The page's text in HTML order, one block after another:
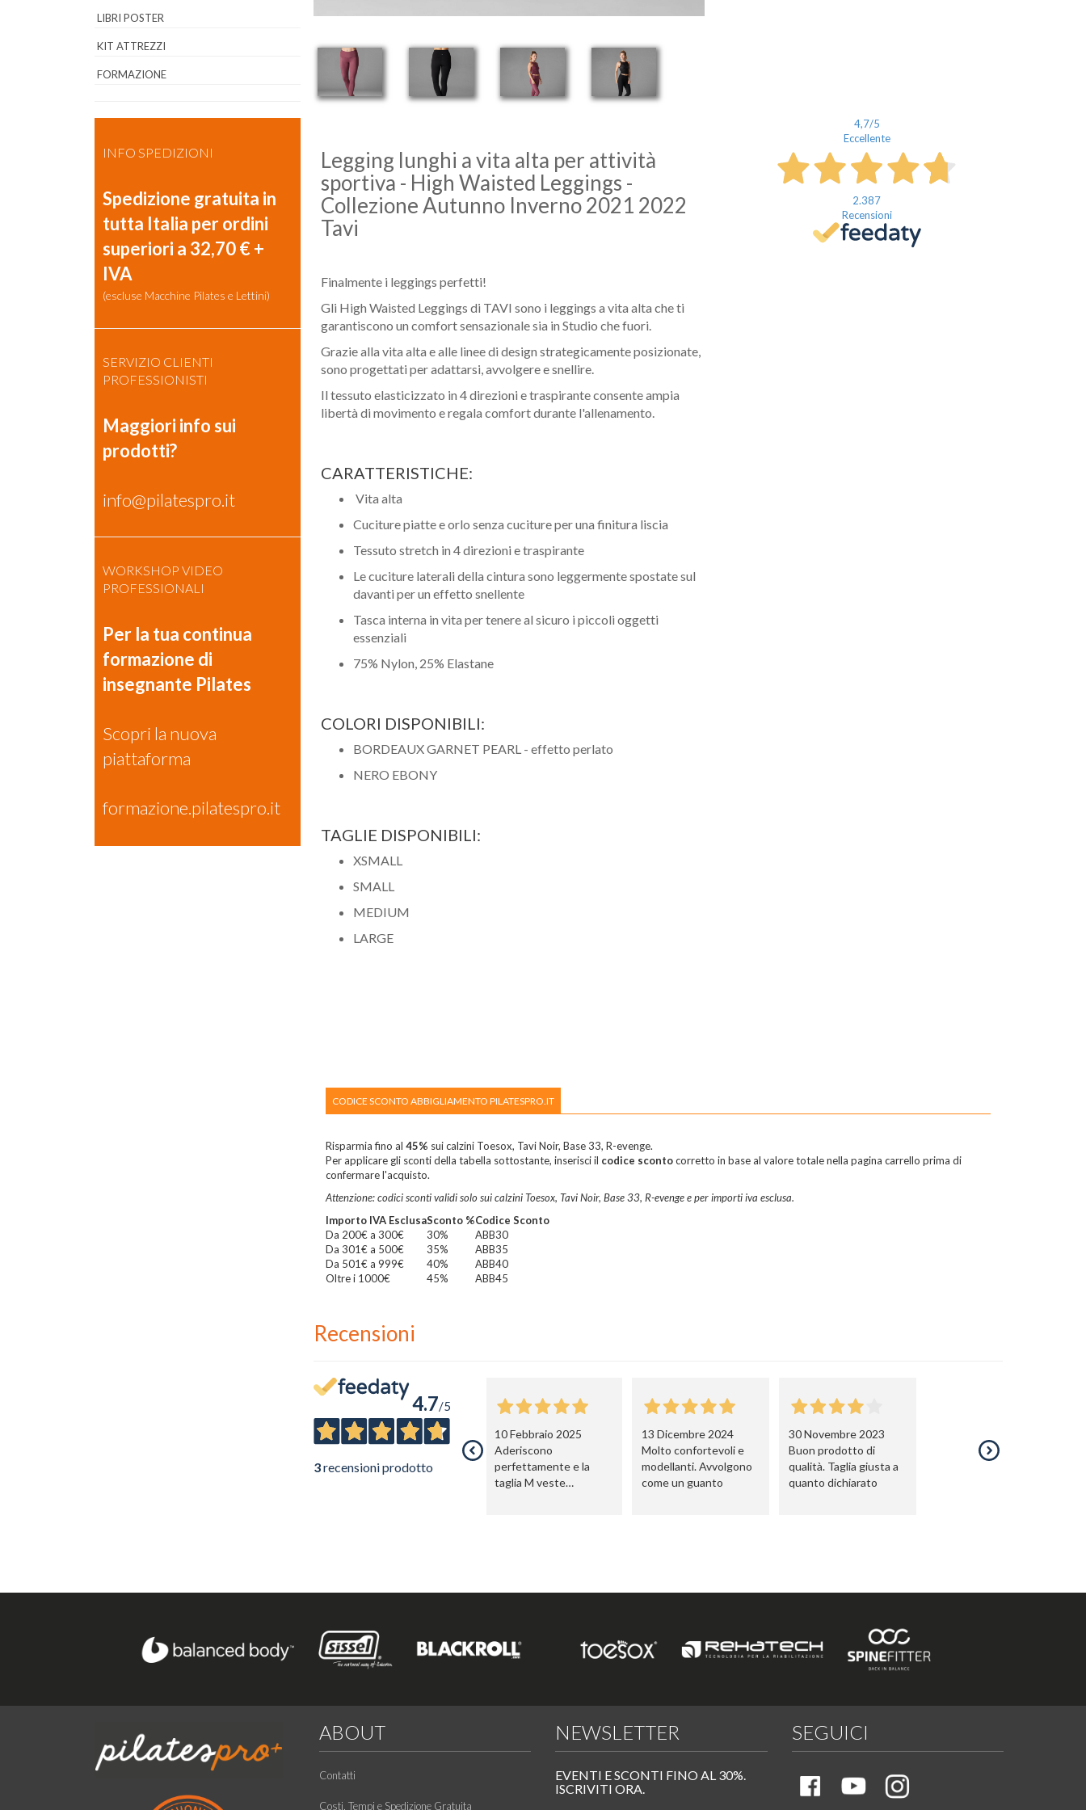
LIBRI POSTER
KIT ATTREZZI
FORMAZIONE
INFO SPEDIZIONI
Spedizione gratuita in
tutta Italia per ordini
superiori a 32,70 € +
IVA
(escluse Macchine Pilates e Lettini)
SERVIZIO CLIENTI
PROFESSIONISTI
Maggiori info sui
prodotti?
info@pilatespro.it
WORKSHOP VIDEO
PROFESSIONALI
Per la tua continua
formazione di
insegnante Pilates
Scopri la nuova
piattaforma
formazione.pilatespro.it
Legging lunghi a vita alta per attività
sportiva - High Waisted Leggings -
Collezione Autunno Inverno 2021 2022
Tavi
Finalmente i leggings perfetti!
Gli High Waisted Leggings di TAVI sono i leggings a vita alta che ti
garantiscono un comfort sensazionale sia in Studio che fuori.
Grazie alla vita alta e alle linee di design strategicamente posizionate,
sono progettati per adattarsi, avvolgere e snellire.
Il tessuto elasticizzato in 4 direzioni e traspirante consente ampia
libertà di movimento e regala comfort durante l'allenamento.
CARATTERISTICHE:
Vita alta
Cuciture piatte e orlo senza cuciture per una finitura liscia
Tessuto stretch in 4 direzioni e traspirante
Le cuciture laterali della cintura sono leggermente spostate sul
davanti per un effetto snellente
Tasca interna in vita per tenere al sicuro i piccoli oggetti
essenziali
75% Nylon, 25% Elastane
COLORI DISPONIBILI:
BORDEAUX GARNET PEARL - effetto perlato
NERO EBONY
TAGLIE DISPONIBILI:
XSMALL
SMALL
MEDIUM
LARGE
4,7/5
Eccellente
2.387
Recensioni
CODICE SCONTO ABBIGLIAMENTO PILATESPRO.IT
Risparmia fino al 45% sui calzini Toesox, Tavi Noir, Base 33, R-evenge.
Per applicare gli sconti della tabella sottostante, inserisci il codice scontocorretto in base al valore totale nella pagina carrello prima di
confermare l'acquisto.
Attenzione: codici sconti validi solo sui calzini Toesox, Tavi Noir, Base 33, R-evenge e per importi iva esclusa.
Importo IVA EsclusaSconto %Codice Sconto
Da 200€ a 300€
30%
ABB30
Da 301€ a 500€
35%
ABB35
Da 501€ a 999€
40%
ABB40
Oltre i 1000€
45% ABB45
Recensioni
4.7/5
3recensioni prodotto
10 Febbraio 2025
Aderiscono
perfettamente e la
taglia M veste
le mie lezioni di PIlates
13 Dicembre 2024
Molto confortevoli e
modellanti. Avvolgono
come un guanto
30 Novembre 2023
Buon prodotto di
qualità. Taglia giusta a
quanto dichiarato
ABOUT
Contatti
Costi, Tempi e Spedizione Gratuita
NEWSLETTER
EVENTI E SCONTI FINO AL 30%.
ISCRIVITI ORA.
SEGUICI